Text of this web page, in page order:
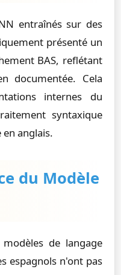
entraînés sur des
présenté un
BAS, reflétant
documentée. Cela
internes du
syntaxique
anglais.
du Modèle
de langage
espagnols n'ont pas